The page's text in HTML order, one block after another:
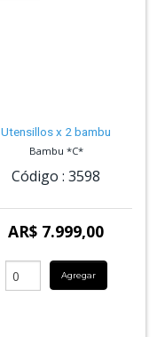
Utensillos x 2 bambu
Bambu *C*
Código : 3598
AR$ 7.999,00
Agregar